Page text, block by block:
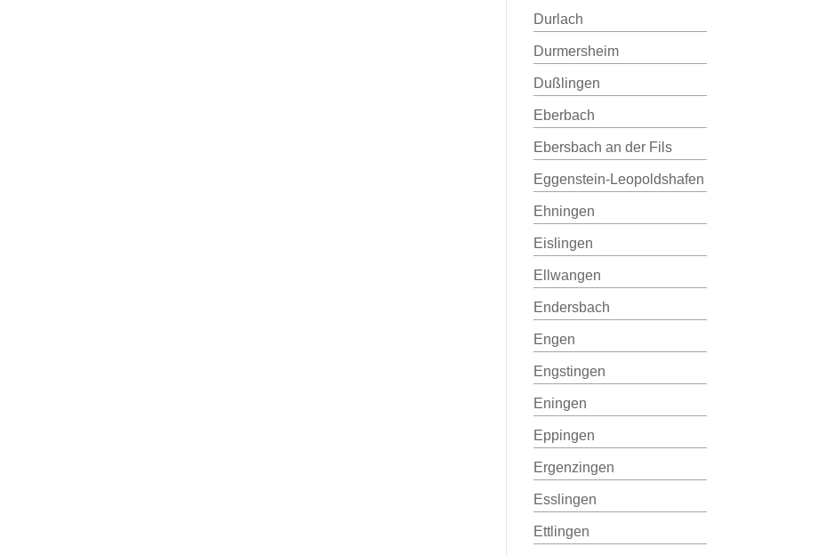
Durlach
Durmersheim
Dußlingen
Eberbach
Ebersbach an der Fils
Eggenstein-Leopoldshafen
Ehningen
Eislingen
Ellwangen
Endersbach
Engen
Engstingen
Eningen
Eppingen
Ergenzingen
Esslingen
Ettlingen